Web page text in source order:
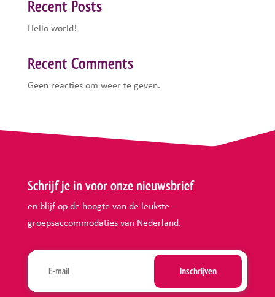
Recent Posts
Hello world!
Recent Comments
Geen reacties om weer te geven.
Schrijf je in voor onze nieuwsbrief
en blijf op de hoogte van de leukste
groepsaccommodaties van Nederland.